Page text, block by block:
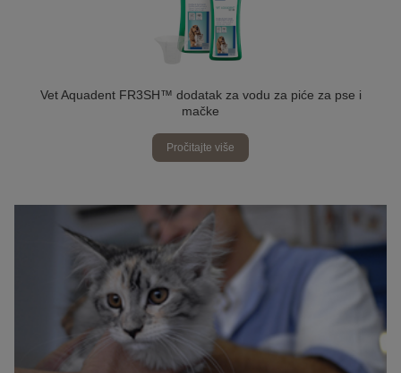
Vet Aquadent FR3SH™ dodatak za vodu za piće za pse i
mačke
Pročitajte više